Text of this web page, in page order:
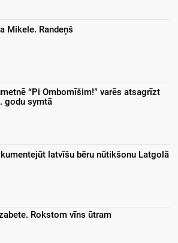
Mikele. Randeņš
“Pi Ombomīšim!” varēs atsagrīzt
godu symtā
latvīšu bēru nūtikšonu Latgolā
Rokstom vīns ūtram